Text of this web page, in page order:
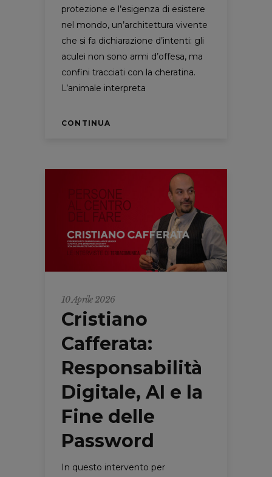
protezione e l’esigenza di esistere
nel mondo, un’architettura vivente
che si fa dichiarazione d’intenti: gli
aculei non sono armi d’offesa, ma
confini tracciati con la cheratina.
L’animale interpreta
CONTINUA
10 Aprile 2026
Cristiano
Cafferata:
Responsabilità
Digitale, AI e la
Fine delle
Password
In questo intervento per